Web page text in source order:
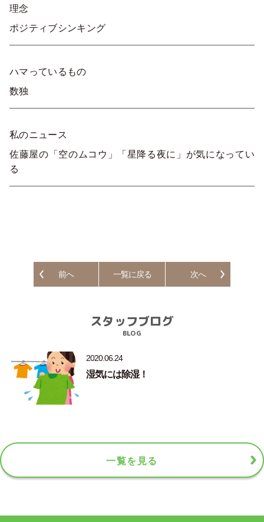
理念
ポジティブシンキング
ハマっているもの
数独
私のニュース
佐藤屋の「空のムコウ」「星降る夜に」が気になってい
る
前へ 一覧に戻る 次へ
スタッフブログ
BLOG
2020.06.24
湿気には除湿！
一覧を見る